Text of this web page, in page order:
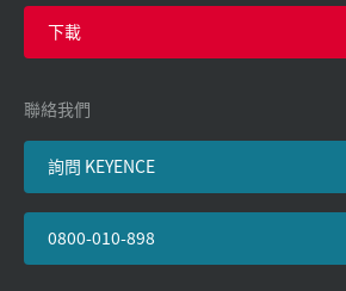
下載
聯絡我們
詢問 KEYENCE
0800-010-898